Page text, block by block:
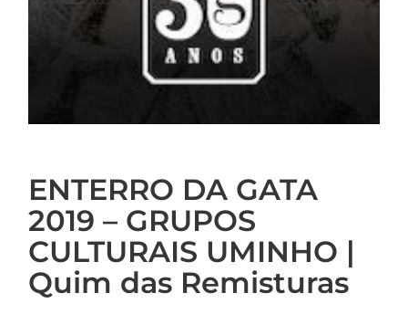
ENTERRO DA GATA
2019 – GRUPOS
CULTURAIS UMINHO |
Quim das Remisturas